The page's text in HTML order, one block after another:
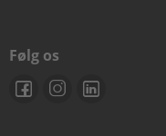
Følg os